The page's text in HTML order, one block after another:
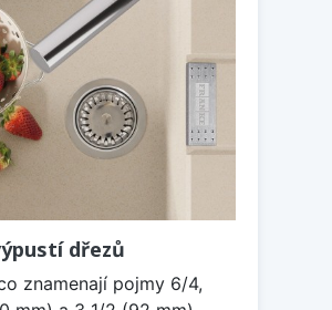
dřezů
znamenají pojmy 6/4,